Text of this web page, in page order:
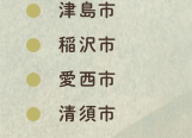
津島市
稲沢市
愛西市
清須市